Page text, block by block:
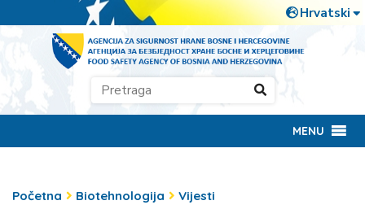
MENU
Početna Biotehnologija Vijesti